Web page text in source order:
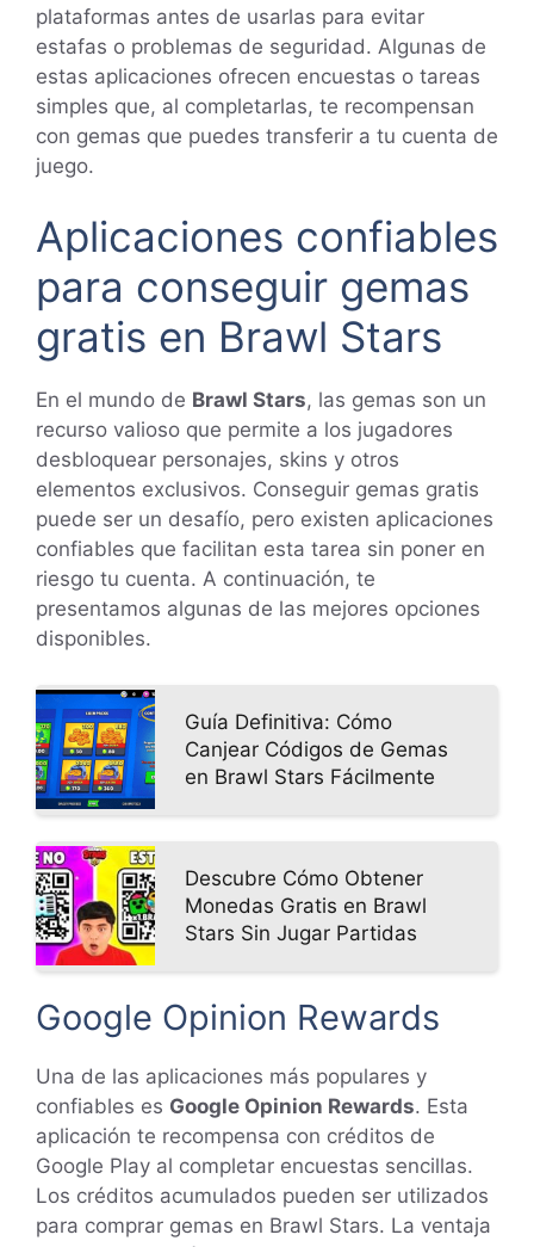
plataformas antes de usarlas para evitar
estafas o problemas de seguridad. Algunas de
estas aplicaciones ofrecen encuestas o tareas
simples que, al completarlas, te recompensan
con gemas que puedes transferir a tu cuenta de
juego.
Aplicaciones confiables
para conseguir gemas
gratis en Brawl Stars
En el mundo de Brawl Stars, las gemas son un
recurso valioso que permite a los jugadores
desbloquear personajes, skins y otros
elementos exclusivos. Conseguir gemas gratis
puede ser un desafío, pero existen aplicaciones
confiables que facilitan esta tarea sin poner en
riesgo tu cuenta. A continuación, te
presentamos algunas de las mejores opciones
disponibles.
Guía Definitiva: Cómo
Canjear Códigos de Gemas
en Brawl Stars Fácilmente
Descubre Cómo Obtener
Monedas Gratis en Brawl
Stars Sin Jugar Partidas
Google Opinion Rewards
Una de las aplicaciones más populares y
confiables es Google Opinion Rewards. Esta
aplicación te recompensa con créditos de
Google Play al completar encuestas sencillas.
Los créditos acumulados pueden ser utilizados
para comprar gemas en Brawl Stars. La ventaja